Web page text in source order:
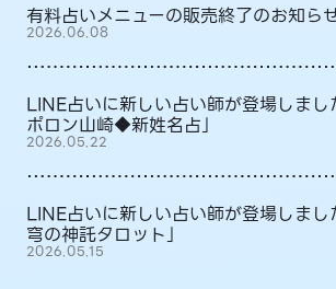
有料占いメニューの販売終了のお知ら
2026.06.08
LINE占いに新しい占い師が登場しま
ポロン山崎◆新姓名占」
2026.05.22
LINE占いに新しい占い師が登場しま
穹の神託タロット」
2026.05.15